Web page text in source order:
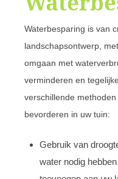
Waterbesparing is van
landschapsontwerp,
omgaan met
verminderen en
verschillende
bevorderen in uw tuin:
Gebruik van
water nodig